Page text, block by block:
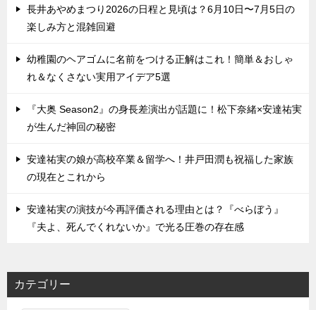
長井あやめまつり2026の日程と見頃は？6月10日〜7月5日の
楽しみ方と混雑回避
幼稚園のヘアゴムに名前をつける正解はこれ！簡単＆おしゃ
れ＆なくさない実用アイデア5選
『大奥 Season2』の身長差演出が話題に！松下奈緒×安達祐実
が生んだ神回の秘密
安達祐実の娘が高校卒業＆留学へ！井戸田潤も祝福した家族
の現在とこれから
安達祐実の演技が今再評価される理由とは？『べらぼう』
『夫よ、死んでくれないか』で光る圧巻の存在感
カテゴリー